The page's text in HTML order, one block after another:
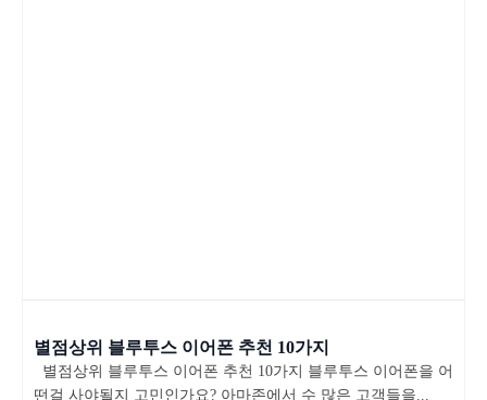
별점상위 블루투스 이어폰 추천 10가지
별점상위 블루투스 이어폰 추천 10가지 블루투스 이어폰을 어
떤걸 사야될지 고민인가요? 아마존에서 수 많은 고객들을...